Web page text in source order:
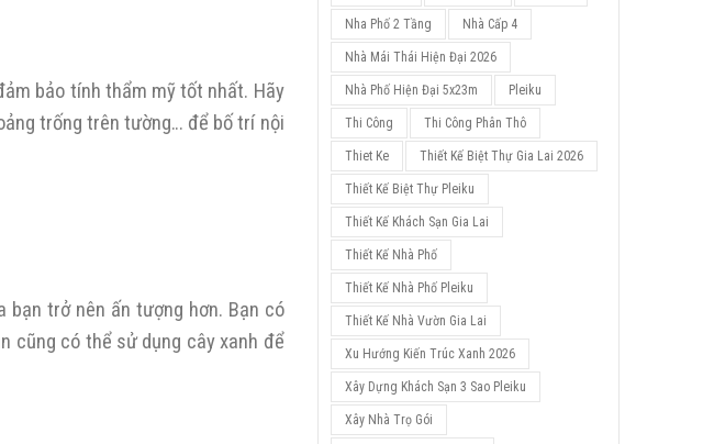
bảo tính thẩm mỹ tốt nhất. Hãy
trống trên tường… để bố trí nội
trở nên ấn tượng hơn. Bạn có
cũng có thể sử dụng cây xanh để
Nha Phố 2 Tầng Nhà Cấp 4
Nhà Mái Thái Hiện Đại 2026
Nhà Phố Hiện Đại 5x23m Pleiku
Thi Công Thi Công Phân Thô
Thiet Ke Thiết Kế Biệt Thự Gia Lai 2026
Thiết Kế Biệt Thự Pleiku
Thiết Kế Khách Sạn Gia Lai
Thiết Kế Nhà Phố
Thiết Kế Nhà Phố Pleiku
Thiết Kế Nhà Vườn Gia Lai
Xu Hướng Kiến Trúc Xanh 2026
Xây Dựng Khách Sạn 3 Sao Pleiku
Xây Nhà Trọ Gói